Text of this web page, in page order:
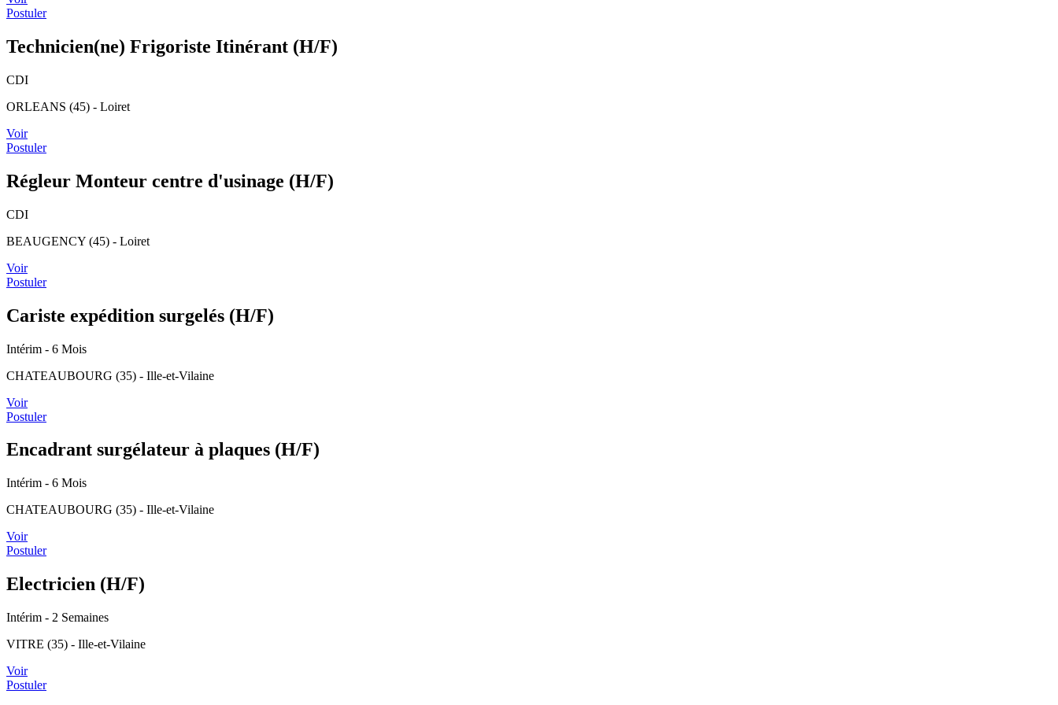
Postuler
Technicien(ne) Frigoriste Itinérant (H/F)
CDI
ORLEANS (45) - Loiret
Voir
Postuler
Régleur Monteur centre d'usinage (H/F)
CDI
BEAUGENCY (45) - Loiret
Voir
Postuler
Cariste expédition surgelés (H/F)
Intérim - 6 Mois
CHATEAUBOURG (35) - Ille-et-Vilaine
Voir
Postuler
Encadrant surgélateur à plaques (H/F)
Intérim - 6 Mois
CHATEAUBOURG (35) - Ille-et-Vilaine
Voir
Postuler
Electricien (H/F)
Intérim - 2 Semaines
VITRE (35) - Ille-et-Vilaine
Voir
Postuler